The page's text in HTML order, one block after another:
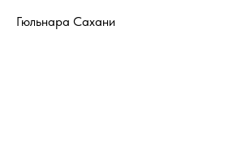
Гюльнара Сахани